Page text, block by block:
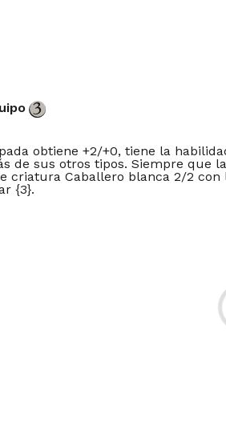
obtiene +2/+0, tiene la
de sus otros tipos. Siempre que
criatura Caballero blanca 2/2 con
{3}.